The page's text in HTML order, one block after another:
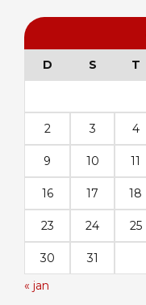
D S T
2 3 4
9 10 11
16 17 18
23 24 25
30
31
« jan